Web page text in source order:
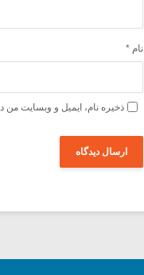
نام *
ذخیره نام، ایمیل و وبسایت من